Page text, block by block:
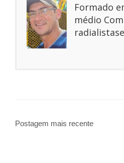
Formado
médio
Postagem mais recente